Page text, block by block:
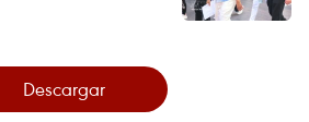
Descargar